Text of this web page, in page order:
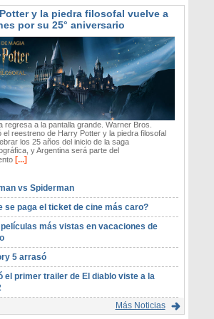
y la piedra filosofal vuelve a
por su 25° aniversario
regresa a la pantalla grande. Warner Bros.
el reestreno de Harry Potter y la piedra filosofal
los 25 años del inicio de la saga
y Argentina será parte del
[...]
vs Spiderman
se paga el ticket de cine más caro?
más vistas en vacaciones de
5 arrasó
el primer trailer de El diablo viste a la
Más Noticias